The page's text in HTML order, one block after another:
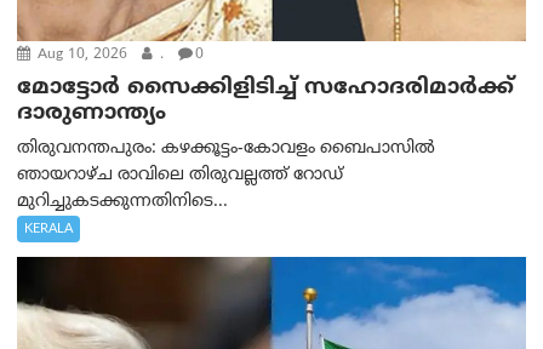
Aug 10, 2026 . 0
മോട്ടോര്‍ സൈക്കിളിടിച്ച് സഹോദരിമാര്‍ക്ക്
ദാരുണാന്ത്യം
തിരുവനന്തപുരം: കഴക്കൂട്ടം-കോവളം ബൈപാസിൽ
ഞായറാഴ്ച രാവിലെ തിരുവല്ലത്ത് റോഡ്
മുറിച്ചുകടക്കുന്നതിനിടെ...
KERALA